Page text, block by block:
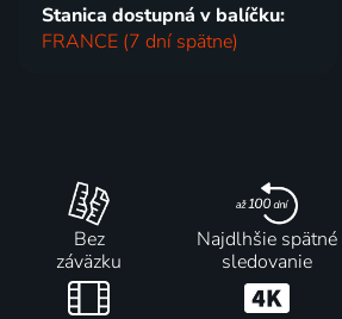
Stanica dostupná v balíčku:
FRANCE (7 dní spätne)
Bez
záväzku
Najdlhšie spätné
sledovanie